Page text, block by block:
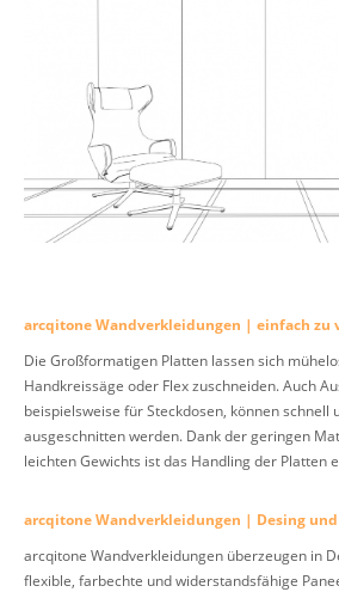
arcqitone Wandverkleidungen | einfach zu
Die Großformatigen Platten lassen sich
Handkreissäge oder Flex zuschneiden. Auch
beispielsweise für Steckdosen, können schnell
ausgeschnitten werden. Dank der geringen
leichten Gewichts ist das Handling der Platten
arcqitone Wandverkleidungen | Desing
arcqitone Wandverkleidungen überzeugen in
flexible, farbechte und widerstandsfähige